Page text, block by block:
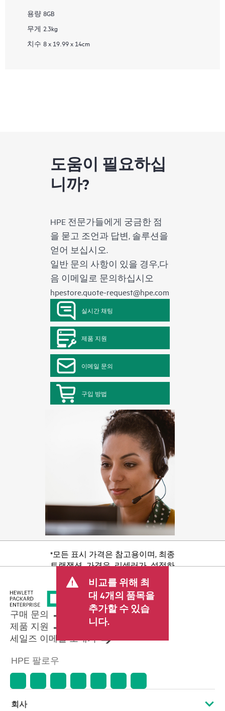
용량 8GB
무게 2.3kg
치수 8 x 19.99 x 14cm
도움이 필요하십
니까?
HPE 전문가들에게 궁금한 점
을 묻고 조언과 답변, 솔루션을
얻어 보십시오.
일반 문의 사항이 있을 경우,다
음 이메일로 문의하십시오
hpestore.quote-request@hpe.com
실시간 채팅
제품 지원
이메일 문의
구입 방법
*모든 표시 가격은 참고용이며, 최종
트랜잭션 가격은 리셀러가 설정하
며 판매세/VAT 및 배송 등 기타 수수
료가 포함될 수 있습니다. 리셀러가
설정한 트랜잭션 가격은 다른 리셀
러가 설정한 가격 및 표시 가격과 다
를 수 있습니다. 표시 가격에는 기간
한정 프로모션 혜택이 포함될 수 있
습니다. HPE는 시장 상황 변화, 제품
수명 종료, 광고 오류 등을 포함하되
이에 국한되지 않는 사유로 언제든
지 가격을 조정할 권리를 보유합니
비교를 위해 최
대 4개의 품목을
추가할 수 있습
니다.
구매 문의
제품 지원
세일즈 이메일 보내기
HPE 팔로우
회사